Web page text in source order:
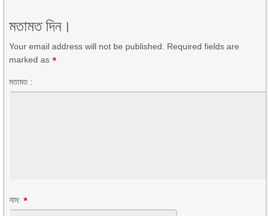
মতামত দিন।
Your email address will not be published. Required fields are
marked as *
মতামত :
নাম: *